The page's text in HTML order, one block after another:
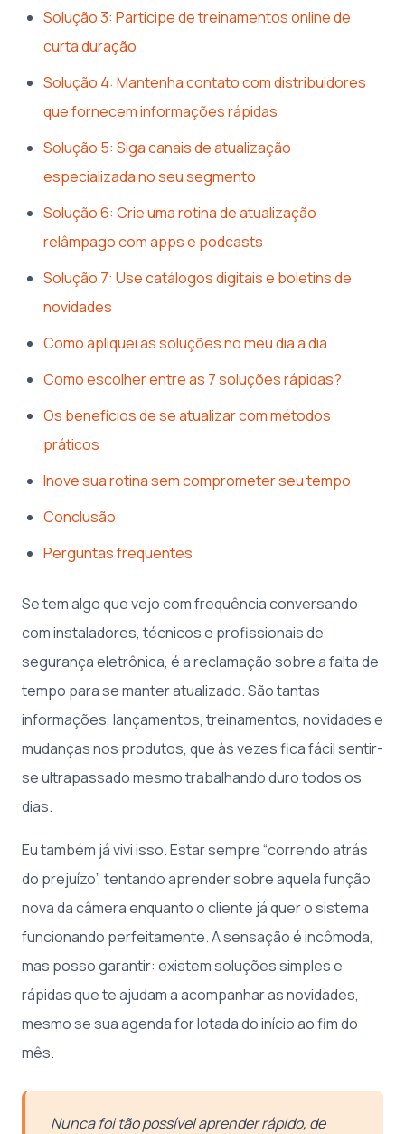
Solução 3: Participe de treinamentos online de
curta duração
Solução 4: Mantenha contato com distribuidores
que fornecem informações rápidas
Solução 5: Siga canais de atualização
especializada no seu segmento
Solução 6: Crie uma rotina de atualização
relâmpago com apps e podcasts
Solução 7: Use catálogos digitais e boletins de
novidades
Como apliquei as soluções no meu dia a dia
Como escolher entre as 7 soluções rápidas?
Os benefícios de se atualizar com métodos
práticos
Inove sua rotina sem comprometer seu tempo
Conclusão
Perguntas frequentes
Se tem algo que vejo com frequência conversando
com instaladores, técnicos e profissionais de
segurança eletrônica, é a reclamação sobre a falta de
tempo para se manter atualizado. São tantas
informações, lançamentos, treinamentos, novidades e
mudanças nos produtos, que às vezes fica fácil sentir-
se ultrapassado mesmo trabalhando duro todos os
dias.
Eu também já vivi isso. Estar sempre “correndo atrás
do prejuízo”, tentando aprender sobre aquela função
nova da câmera enquanto o cliente já quer o sistema
funcionando perfeitamente. A sensação é incômoda,
mas posso garantir: existem soluções simples e
rápidas que te ajudam a acompanhar as novidades,
mesmo se sua agenda for lotada do início ao fim do
mês.
Nunca foi tão possível aprender rápido, de